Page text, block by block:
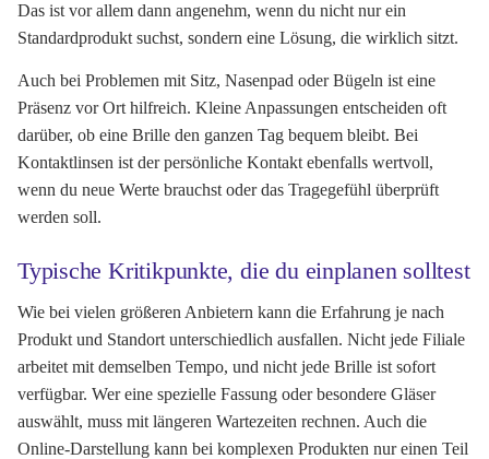
Das ist vor allem dann angenehm, wenn du nicht nur ein
Standardprodukt suchst, sondern eine Lösung, die wirklich sitzt.
Auch bei Problemen mit Sitz, Nasenpad oder Bügeln ist eine
Präsenz vor Ort hilfreich. Kleine Anpassungen entscheiden oft
darüber, ob eine Brille den ganzen Tag bequem bleibt. Bei
Kontaktlinsen ist der persönliche Kontakt ebenfalls wertvoll,
wenn du neue Werte brauchst oder das Tragegefühl überprüft
werden soll.
Typische Kritikpunkte, die du einplanen solltest
Wie bei vielen größeren Anbietern kann die Erfahrung je nach
Produkt und Standort unterschiedlich ausfallen. Nicht jede Filiale
arbeitet mit demselben Tempo, und nicht jede Brille ist sofort
verfügbar. Wer eine spezielle Fassung oder besondere Gläser
auswählt, muss mit längeren Wartezeiten rechnen. Auch die
Online-Darstellung kann bei komplexen Produkten nur einen Teil